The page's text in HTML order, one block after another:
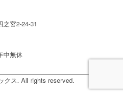
宮2-24-31
中無休
クス. All rights reserved.